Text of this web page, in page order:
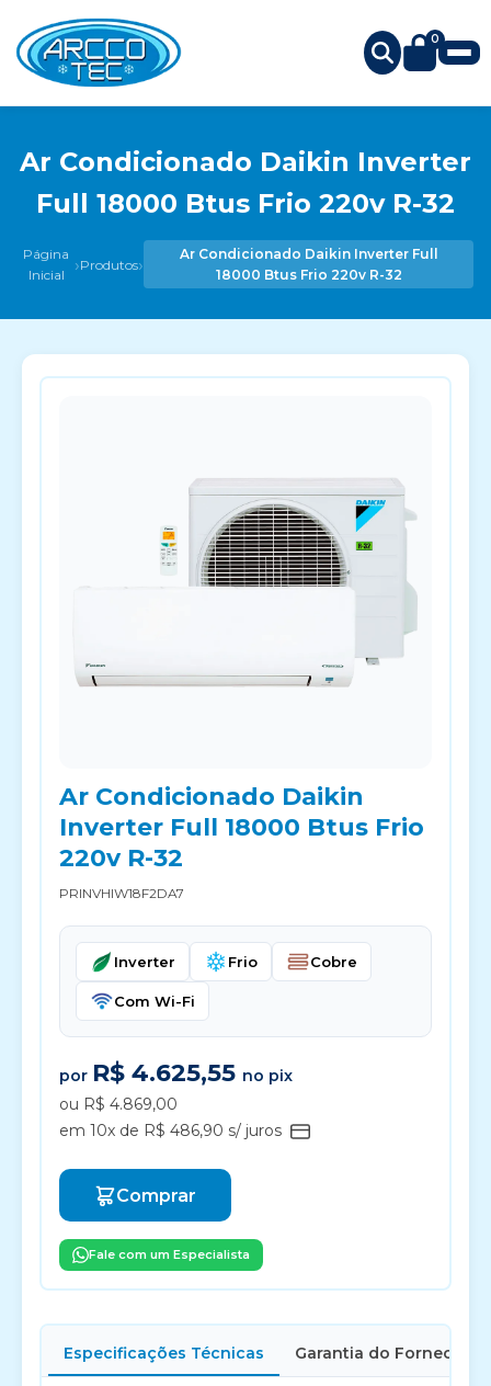
0
Ar Condicionado Daikin Inverter
Full 18000 Btus Frio 220v R-32
Página
Inicial
›Produtos›
Ar Condicionado Daikin Inverter Full
18000 Btus Frio 220v R-32
Ar Condicionado Daikin
Inverter Full 18000 Btus Frio
220v R-32
PRINVHIW18F2DA7
Inverter Frio Cobre
Com Wi-Fi
por R$ 4.625,55 no pix
ou R$ 4.869,00
em 10x de R$ 486,90 s/ juros
Comprar
Fale com um Especialista
Especificações Técnicas Garantia do Fornecedor